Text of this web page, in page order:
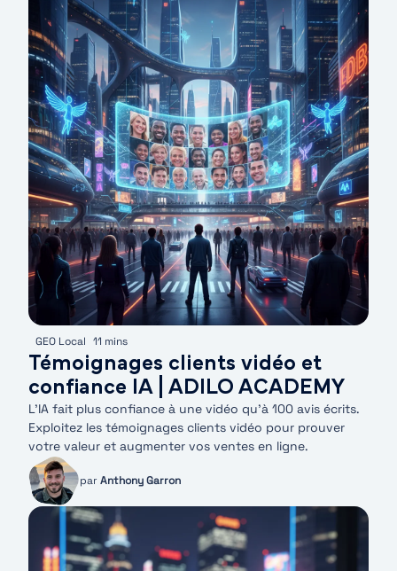
GEO Local 11 mins
Témoignages clients vidéo et
confiance IA | ADILO ACADEMY
L'IA fait plus confiance à une vidéo qu'à 100 avis écrits.
Exploitez les témoignages clients vidéo pour prouver
votre valeur et augmenter vos ventes en ligne.
par Anthony Garron